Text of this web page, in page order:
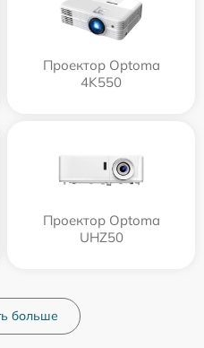
Проектор Optoma
4K550
Проектор Optoma
UHZ50
больше